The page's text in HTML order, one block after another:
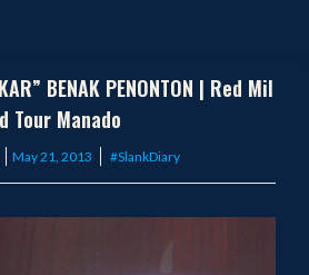
BENAK PENONTON | Red Mil
d Tour Manado
Posted
May 21, 2013 #SlankDiary